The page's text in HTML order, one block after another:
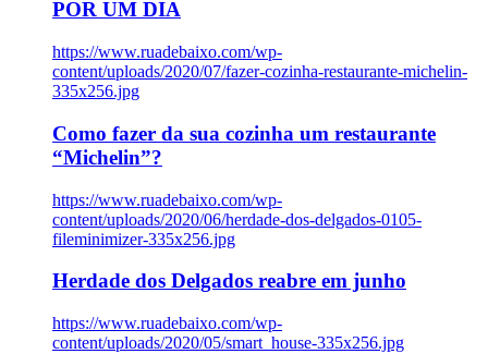
POR UM DIA
https://www.ruadebaixo.com/wp-
content/uploads/2020/07/fazer-cozinha-restaurante-michelin-
335x256.jpg
Como fazer da sua cozinha um restaurante
“Michelin”?
https://www.ruadebaixo.com/wp-
content/uploads/2020/06/herdade-dos-delgados-0105-
fileminimizer-335x256.jpg
Herdade dos Delgados reabre em junho
https://www.ruadebaixo.com/wp-
content/uploads/2020/05/smart_house-335x256.jpg